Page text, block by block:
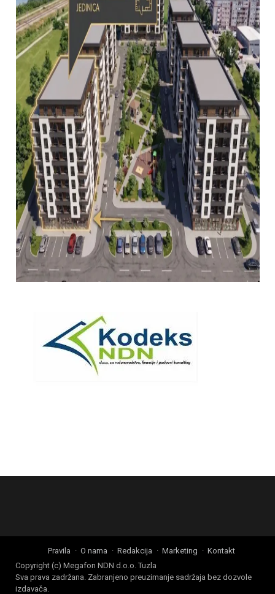
Pravila O nama Redakcija Marketing
Kontakt
Copyright (c) Megafon NDN d.o.o. Tuzla
Sva prava zadržana. Zabranjeno preuzimanje sadržaja bez dozvole
izdavača.